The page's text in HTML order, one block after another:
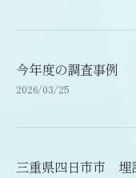
今年度の調査事例
2026/03/25
三重県四日市市 埋